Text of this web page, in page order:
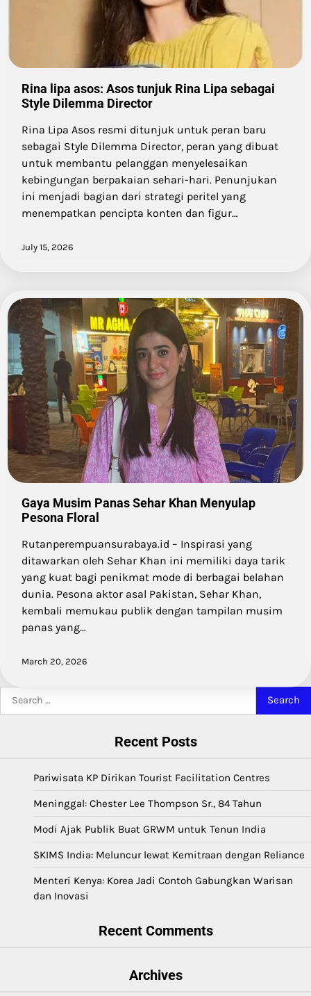
Rina lipa asos: Asos tunjuk Rina Lipa sebagai
Style Dilemma Director
Rina Lipa Asos resmi ditunjuk untuk peran baru
sebagai Style Dilemma Director, peran yang dibuat
untuk membantu pelanggan menyelesaikan
kebingungan berpakaian sehari-hari. Penunjukan
ini menjadi bagian dari strategi peritel yang
menempatkan pencipta konten dan figur…
July 15, 2026
Gaya Musim Panas Sehar Khan Menyulap
Pesona Floral
Rutanperempuansurabaya.id – Inspirasi yang
ditawarkan oleh Sehar Khan ini memiliki daya tarik
yang kuat bagi penikmat mode di berbagai belahan
dunia. Pesona aktor asal Pakistan, Sehar Khan,
kembali memukau publik dengan tampilan musim
panas yang…
March 20, 2026
Search
for:
Recent Posts
Pariwisata KP Dirikan Tourist Facilitation Centres
Meninggal: Chester Lee Thompson Sr., 84 Tahun
Modi Ajak Publik Buat GRWM untuk Tenun India
SKIMS India: Meluncur lewat Kemitraan dengan Reliance
Menteri Kenya: Korea Jadi Contoh Gabungkan Warisan
dan Inovasi
Recent Comments
Archives